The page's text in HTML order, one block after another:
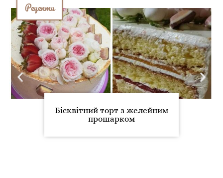
Рецепти
Бісквітний торт з желейним
прошарком